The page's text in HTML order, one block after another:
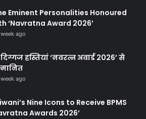
Eminent Personalities Honoured
‘Navratna Award 2026’
week ago
हस्तियां ‘नवरत्न अवार्ड 2026’ से
week ago
Nine Icons to Receive BPMS
Awards 2026’